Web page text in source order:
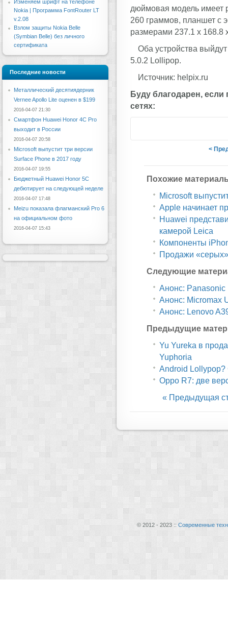
дюймовая модель имеет
260 граммов, планшет с
размерами 237.1 х 168.8
Оба устройства
5.0.2 Lollipop.
Источник: helpix.ru
Буду благодарен, если
сетях:
<
Похожие
Microsoft
Apple начинает
Huawei
камерой Leica
Компоненты
Продажи
Следующие
Анонс: Panasonic
Анонс: Micromax
Анонс: Lenovo
Предыдущие
Yu Yureka в
Yuphoria
Android Lollypop?
Oppo R7: две
« Предыдущая
Изменяем шрифт на телефоне
Nokia | Программа FontRouter LT
v.2.08
Взлом защиты Nokia Belle
(Symbian Belle) без личного
сертификата
Последние новости
Металлический десятиядерник
Vernee Apollo Lite оценен в $199
2016-04-07 21:30
Смартфон Huawei Honor 4C Pro
выходит в России
2016-04-07 20:58
Microsoft выпустит три версии
Surface Phone в 2017 году
2016-04-07 19:55
Бюджетный Huawei Honor 5C
дебютирует на следующей неделе
2016-04-07 17:48
Meizu показала флагманский Pro 6
на официальном фото
2016-04-07 15:43
© 2012 - 2023 :: Современные